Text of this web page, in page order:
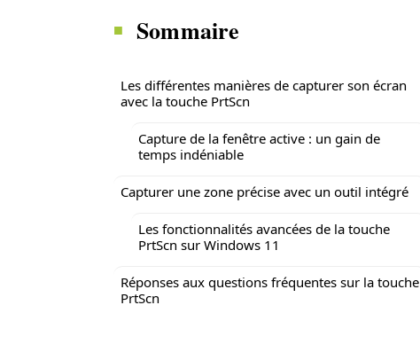
Sommaire
Les différentes manières de capturer son écran
avec la touche PrtScn
Capture de la fenêtre active : un gain de
temps indéniable
Capturer une zone précise avec un outil intégré
Les fonctionnalités avancées de la touche
PrtScn sur Windows 11
Réponses aux questions fréquentes sur la touche
PrtScn